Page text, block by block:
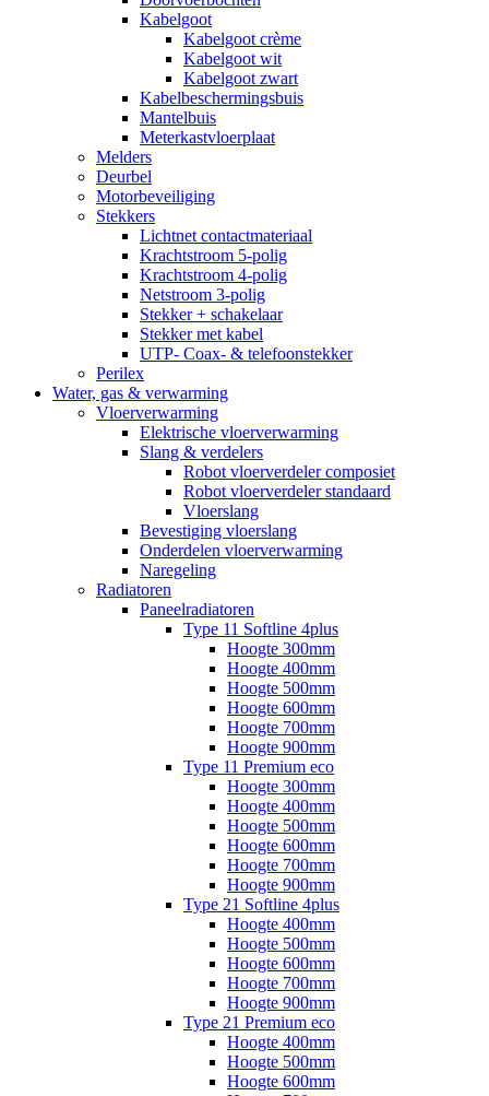
Kabelgoot
Kabelgoot crème
Kabelgoot wit
Kabelgoot zwart
Kabelbeschermingsbuis
Mantelbuis
Meterkastvloerplaat
Melders
Deurbel
Motorbeveiliging
Stekkers
Lichtnet contactmateriaal
Krachtstroom 5-polig
Krachtstroom 4-polig
Netstroom 3-polig
Stekker + schakelaar
Stekker met kabel
UTP- Coax- & telefoonstekker
Perilex
Water, gas & verwarming
Vloerverwarming
Elektrische vloerverwarming
Slang & verdelers
Robot vloerverdeler composiet
Robot vloerverdeler standaard
Vloerslang
Bevestiging vloerslang
Onderdelen vloerverwarming
Naregeling
Radiatoren
Paneelradiatoren
Type 11 Softline 4plus
Hoogte 300mm
Hoogte 400mm
Hoogte 500mm
Hoogte 600mm
Hoogte 700mm
Hoogte 900mm
Type 11 Premium eco
Hoogte 300mm
Hoogte 400mm
Hoogte 500mm
Hoogte 600mm
Hoogte 700mm
Hoogte 900mm
Type 21 Softline 4plus
Hoogte 400mm
Hoogte 500mm
Hoogte 600mm
Hoogte 700mm
Hoogte 900mm
Type 21 Premium eco
Hoogte 400mm
Hoogte 500mm
Hoogte 600mm